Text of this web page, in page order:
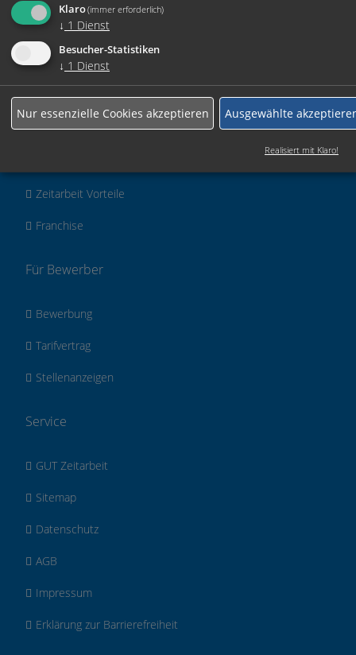
Für Unternehmen
Zeitarbeit Vorteile
Franchise
Für Bewerber
Bewerbung
Tarifvertrag
Stellenanzeigen
Service
GUT Zeitarbeit
Sitemap
Datenschutz
AGB
Impressum
Erklärung zur Barrierefreiheit
Klaro(immer erforderlich)
↓ 1 Dienst
Besucher-Statistiken
↓ 1 Dienst
Nur essenzielle Cookies akzeptieren Ausgewählte
Realisiert mit Klaro!